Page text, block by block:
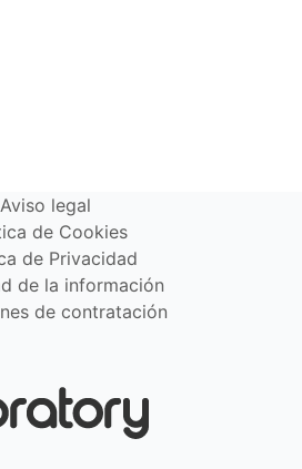
Aviso legal
de Cookies
de Privacidad
de la información
de contratación